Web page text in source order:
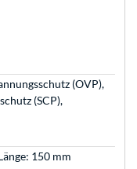
(OVP),
(SCP),
150 mm